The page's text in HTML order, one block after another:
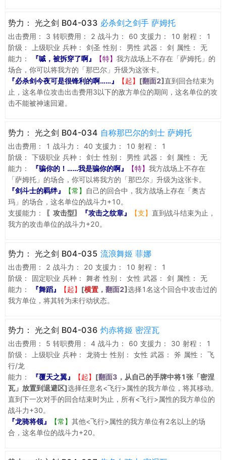
势力： 光之剑 B04-033 必杀剑之剑手 萨姆托
出击费用： 3 转职费用： 2 战斗力： 60 支援力： 10 射程：
1
阶级：
上级职业 兵种： 剑圣 性别： 男性 武器： 剑 属性：
无
能力：
『嘁，被拆穿了啊』 【特】 我方战场上不存在「萨姆托」的
场合，你可以将我方的「那巴尔」升级为这张卡。
『必杀剑今夜可是很锋利的啊……』
【起】 [翻面2]直到回合结束为
止，这名单位攻击出击费用3以下的敌方单位的期间，这名单位的攻
击不能被神速回避。
势力： 光之剑 B04-034 自称那巴尔的剑士 萨姆托
出击费用： 1 战斗力： 40 支援力： 10 射程：
1
阶级：
下级职业 兵种： 剑士 性别： 男性 武器： 剑 属性：
无
能力：
『骗你的！……我是骗你的啊』 【特】 我方战场上不存在
「萨姆托」的场合，你可以将我方的「那巴尔」升级为这张卡。
『剑斗士的羁绊』
【常】
自己的回合中，我方战场上存在「奥古
玛」的场合，这名单位的战斗力+10。
支援能力：
〖攻击型〗 『攻击之纹章』 【支】 直到战斗结束为止，
我方的攻击单位的战斗力+20。
势力： 光之剑 B04-035 流浪舞姬 菲娜
出击费用： 2 战斗力： 20 支援力： 10 射程：
1
阶级：
固定职业 兵种： 舞者 性别： 女性 武器： 剑 属性：
无
能力：
『舞蹈』 【起】 [横置 ， 翻面2]选择1名这个回合中攻击过的
我方单位，将其转为未行动状态。
势力： 光之剑 B04-036 灼赤将姬 密涅瓦
出击费用： 5 转职费用： 4 战斗力： 60 支援力： 30 射程：
1
阶级：
上级职业 兵种： 龙骑士 性别： 女性 武器： 斧 属性：
飞
行/龙
能力：
『覆天之翼』 【起】 [翻面3 ，从自己的手牌中将1张「密涅
瓦」放置到退避区]选择任意名<飞行>属性的我方单位，将其移动。
直到下一次对手的回合结束时为止，所有<飞行>属性的我方单位的
战斗力+30。
『龙骑将领』
【常】 其他<飞行>属性的我方单位有2名以上的场
合，这名单位的战斗力+20。